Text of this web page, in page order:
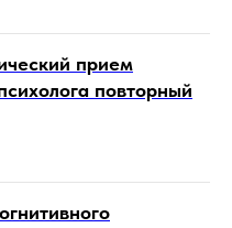
прием
повторный